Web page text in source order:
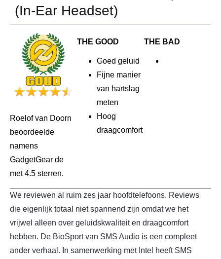
(In-Ear Headset)
Roelof van Doorn
beoordeelde
namens
GadgetGear de
met 4.5 sterren.
THE GOOD
Goed geluid
Fijne manier
van hartslag
meten
Hoog
draagcomfort
THE BAD
We reviewen al ruim zes jaar hoofdtelefoons. Reviews
die eigenlijk totaal niet spannend zijn omdat we het
vrijwel alleen over geluidskwaliteit en draagcomfort
hebben. De BioSport van SMS Audio is een compleet
ander verhaal. In samenwerking met Intel heeft SMS